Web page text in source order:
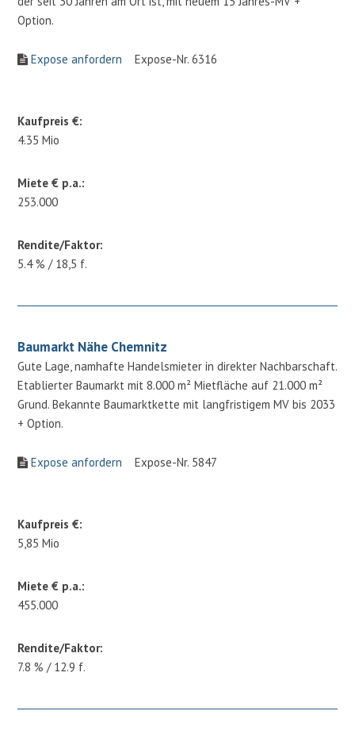
Option.
Expose anfordern Expose-Nr. 6316
Kaufpreis €:
4.35 Mio
Miete € p.a.:
253.000
Rendite/Faktor:
5.4 % / 18,5 f.
Baumarkt Nähe Chemnitz
Gute Lage, namhafte Handelsmieter in direkter Nachbarschaft.
Etablierter Baumarkt mit 8.000 m² Mietfläche auf 21.000 m²
Grund. Bekannte Baumarktkette mit langfristigem MV bis 2033
+ Option.
Expose anfordern Expose-Nr. 5847
Kaufpreis €:
5,85 Mio
Miete € p.a.:
455.000
Rendite/Faktor:
7.8 % / 12.9 f.